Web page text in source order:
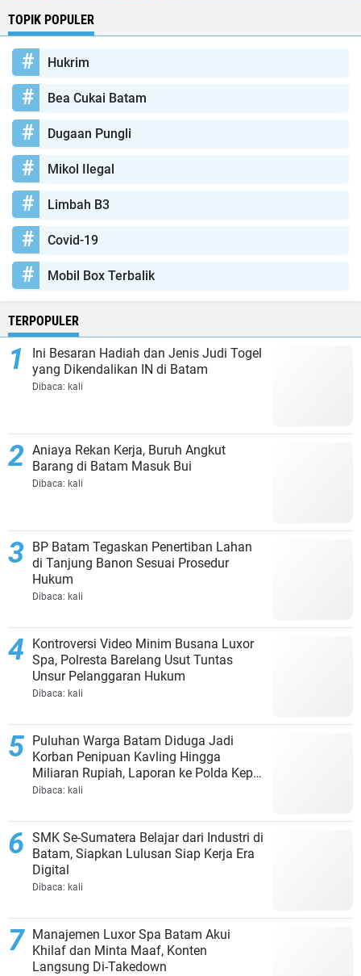
TOPIK POPULER
Hukrim
Bea Cukai Batam
Dugaan Pungli
Mikol Ilegal
Limbah B3
Covid-19
Mobil Box Terbalik
TERPOPULER
Ini Besaran Hadiah dan Jenis Judi Togel
yang Dikendalikan IN di Batam
Dibaca: kali
Aniaya Rekan Kerja, Buruh Angkut
Barang di Batam Masuk Bui
Dibaca: kali
BP Batam Tegaskan Penertiban Lahan
di Tanjung Banon Sesuai Prosedur
Hukum
Dibaca: kali
Kontroversi Video Minim Busana Luxor
Spa, Polresta Barelang Usut Tuntas
Unsur Pelanggaran Hukum
Dibaca: kali
Puluhan Warga Batam Diduga Jadi
Korban Penipuan Kavling Hingga
Miliaran Rupiah, Laporan ke Polda Kepri
Jalan di Tempat?
Dibaca: kali
SMK Se-Sumatera Belajar dari Industri di
Batam, Siapkan Lulusan Siap Kerja Era
Digital
Dibaca: kali
Manajemen Luxor Spa Batam Akui
Khilaf dan Minta Maaf, Konten
Langsung Di-Takedown